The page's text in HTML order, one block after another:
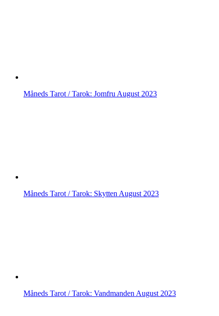
Måneds Tarot / Tarok: Jomfru August 2023
Måneds Tarot / Tarok: Skytten August 2023
Måneds Tarot / Tarok: Vandmanden August 2023